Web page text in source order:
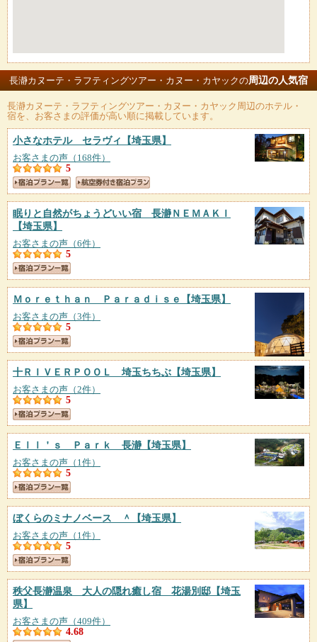
長瀞カヌーテ・ラフティングツアー・カヌー・カヤックの周辺の人気宿
長瀞カヌーテ・ラフティングツアー・カヌー・カヤック 周辺のホテル・
宿を、お客さまの評価が高い順に掲載しています。
小さなホテル セラヴィ 【埼玉県】
お客さまの声（168件）
5
眠りと自然がちょうどいい宿 長瀞ＮＥＭＡＫＩ
【埼玉県】
お客さまの声（6件）
5
Ｍｏｒｅｔｈａｎ Ｐａｒａｄｉｓｅ 【埼玉県】
お客さまの声（3件）
5
十ＲＩＶＥＲＰＯＯＬ 埼玉ちちぶ 【埼玉県】
お客さまの声（2件）
5
Ｅｌｌ＇ｓ Ｐａｒｋ 長瀞 【埼玉県】
お客さまの声（1件）
5
ぼくらのミナノベース ＾ 【埼玉県】
お客さまの声（1件）
5
秩父長瀞温泉 大人の隠れ癒し宿 花湯別邸 【埼玉
県】
お客さまの声（409件）
4.68